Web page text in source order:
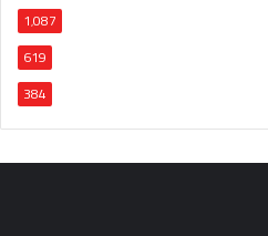
1٬087
619
384